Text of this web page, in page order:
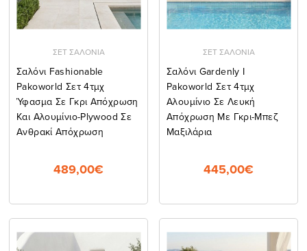
ΣΕΤ ΣΑΛΟΝΙΑ
Σαλόνι Fashionable
Pakoworld Σετ 4τμχ
Ύφασμα Σε Γκρι Απόχρωση
Και Αλουμίνιο-Plywood Σε
Ανθρακί Απόχρωση
489,00€
ΣΕΤ ΣΑΛΟΝΙΑ
Σαλόνι Gardenly Ι
Pakoworld Σετ 4τμχ
Αλουμίνιο Σε Λευκή
Απόχρωση Με Γκρι-Μπεζ
Μαξιλάρια
445,00€